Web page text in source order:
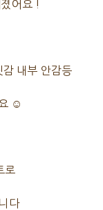
어요 !
감 내부 안감등
☺️
로
다